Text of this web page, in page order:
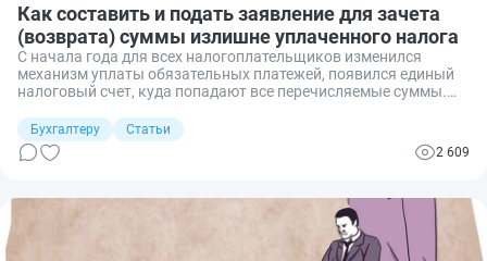
Как составить и подать заявление для зачета
(возврата) суммы излишне уплаченного налога
С начала года для всех налогоплательщиков изменился
механизм уплаты обязательных платежей, появился единый
налоговый счет, куда попадают все перечисляемые суммы.
по-прежнему может подать заявление о зачете излишне
уплаченного налога. В 2026 году надо заполнять новую
форму, а средства зачтут только при отсутствии
Бухгалтеру
Статьи
2 609